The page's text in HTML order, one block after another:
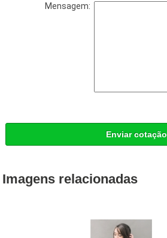
Mensagem:
Enviar cotação
Imagens relacionadas